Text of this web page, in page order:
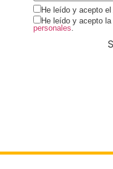
He leído y acepto el
He leído y acepto la
personales.